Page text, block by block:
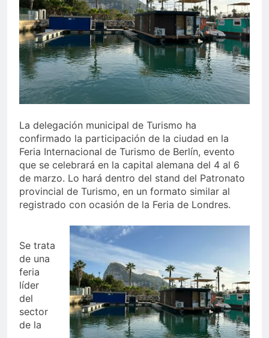
echa el cierre con éxito
rotundo
2 Semanas Atrás
La Mancomunidad y el
Banco de Alimentos del
Campo de Gibraltar renuevan
su convenio de colaboración
2 Semanas Atrás
Tráfico especial para
despedir la feria. Ojo si vas
a Santa Bárbara
lo alto: Antonio José,
fuegos artificiales y música
hasta el amanecer
2 Semanas Atrás
La delegación municipal de Turismo ha
confirmado la participación de la ciudad en la
Feria Internacional de Turismo de Berlín, evento
que se celebrará en la capital alemana del 4 al 6
de marzo. Lo hará dentro del stand del Patronato
provincial de Turismo, en un formato similar al
registrado con ocasión de la Feria de Londres.
Se trata
de una
feria
líder
del
sector
de la